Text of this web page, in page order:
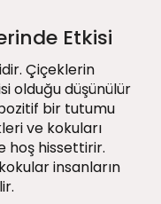
Etkisi
Çiçeklerin
olduğu düşünülür
bir tutumu
ve kokuları
hoş hissettirir.
insanların